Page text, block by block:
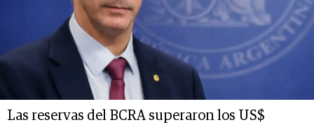
Las reservas del BCRA superaron los US$